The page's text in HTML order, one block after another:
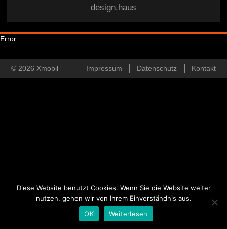
design.haus
Error
© 2026 Xmobil Impressum Datenschutz Kontakt
Diese Website benutzt Cookies. Wenn Sie die Website weiter
nutzen, gehen wir von Ihrem Einverständnis aus.
OK
Weiterlesen